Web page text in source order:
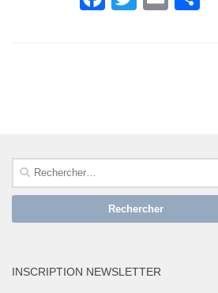
Rechercher :
INSCRIPTION NEWSLETTER